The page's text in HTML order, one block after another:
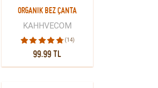
ORGANIK BEZ ÇANTA
KAHHVECOM
(14)
99.99 TL